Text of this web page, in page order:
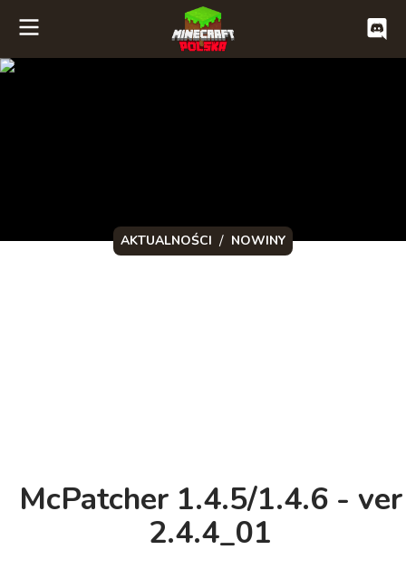
AKTUALNOŚCI / NOWINY
McPatcher 1.4.5/1.4.6 - ver
2.4.4_01